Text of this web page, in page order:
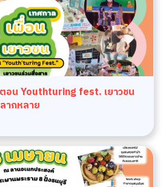
อน Youthturing fest. เยาวชน
ากหลาย